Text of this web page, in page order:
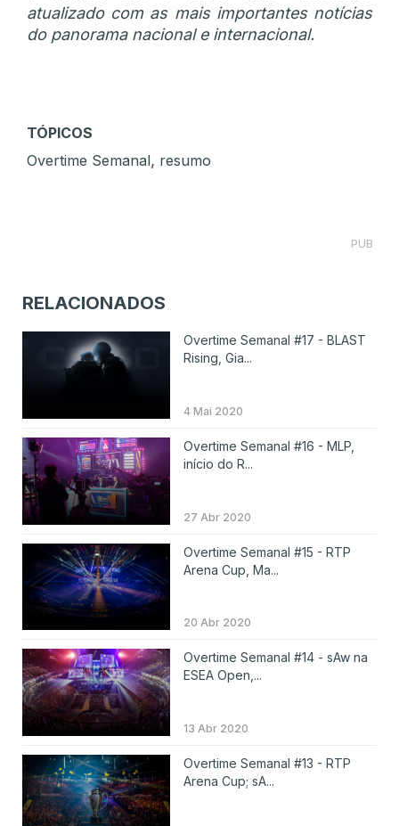
atualizado com as mais importantes notícias
do panorama nacional e internacional.
TÓPICOS
Overtime Semanal, resumo
PUB
RELACIONADOS
Overtime Semanal #17 - BLAST
Rising, Gia...
4 Mai 2020
Overtime Semanal #16 - MLP,
início do R...
27 Abr 2020
Overtime Semanal #15 - RTP
Arena Cup, Ma...
20 Abr 2020
Overtime Semanal #14 - sAw na
ESEA Open,...
13 Abr 2020
Overtime Semanal #13 - RTP
Arena Cup; sA...